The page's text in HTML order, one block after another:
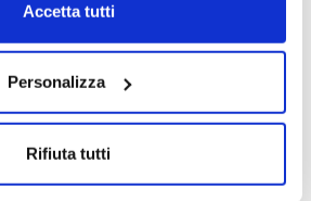
Accetta tutti
Personalizza
Rifiuta tutti